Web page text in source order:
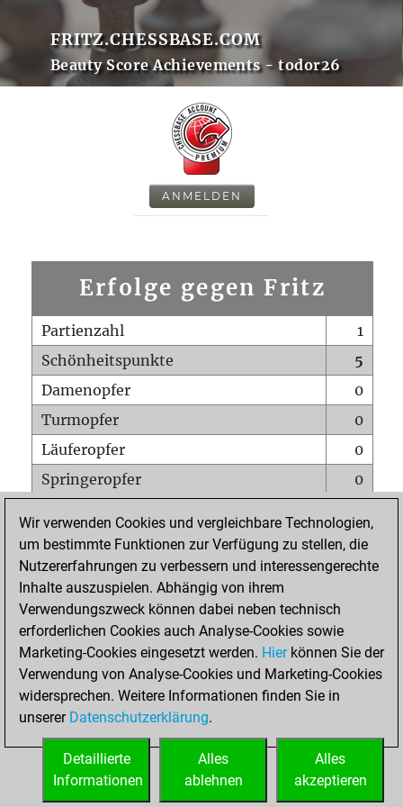
FRITZ.CHESSBASE.COM
Beauty Score Achievements - todor26
ANMELDEN
Erfolge gegen Fritz
Partienzahl
1
Schönheitspunkte
5
Damenopfer
0
Turmopfer
0
Läuferopfer
0
Springeropfer
0
Matt auf vollem Brett
0
Bauer setzt Matt
0
Erstickte Matts
Unterverwandlungen
Türme auf der siebten
0
STARTSEITE
Wir verwenden Cookies und vergleichbare Technologien,
um bestimmte Funktionen zur Verfügung zu stellen, die
Nutzererfahrungen zu verbessern und interessengerechte
Inhalte auszuspielen. Abhängig von ihrem
Verwendungszweck können dabei neben technisch
erforderlichen Cookies auch Analyse-Cookies sowie
Marketing-Cookies eingesetzt werden. Hierkönnen Sie der
Verwendung von Analyse-Cookies und Marketing-Cookies
widersprechen. Weitere Informationen finden Sie in
unserer Datenschutzerklärung.
Alles
akzeptieren
Alles
ablehnen
Detaillierte
Informationen